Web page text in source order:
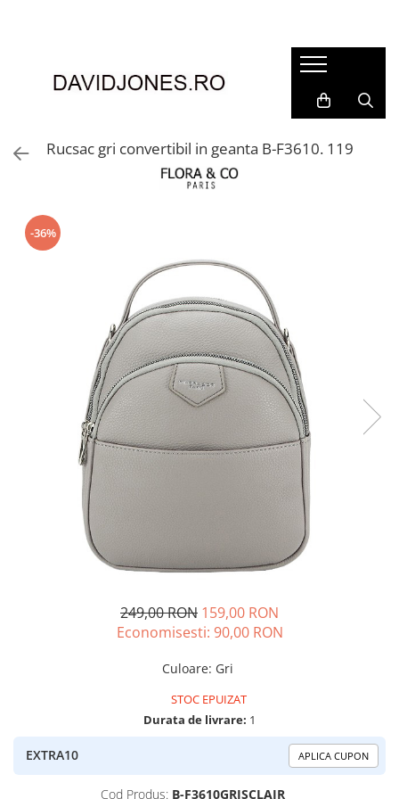
Accesorii
Genti din piele
Camasi si topuri
Incaltaminte
Mocasini si balerini
Rucsac gri convertibil in geanta B-F3610. 119
-36%
249,00 RON 159,00 RON
Economisesti: 90,00 RON
Culoare: Gri
STOC EPUIZAT
Durata de livrare: 1
EXTRA10 APLICA CUPON
Cod Produs: B-F3610GRISCLAIR